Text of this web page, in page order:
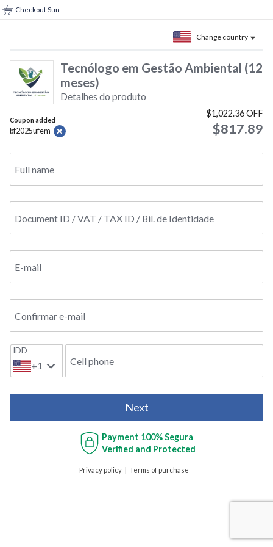
Checkout Sun
Change country
Tecnólogo em Gestão Ambiental (12
meses)
Detalhes do produto
Coupon added
bf2025ufem
$1,022.36OFF
$817.89
Full name
Document ID / VAT / TAX ID / Bil. de Identidade
E-mail
Confirmar e-mail
IDD
+1 Cell phone
Next
Payment 100% Segura
Verified and Protected
Privacy policy Terms of purchase